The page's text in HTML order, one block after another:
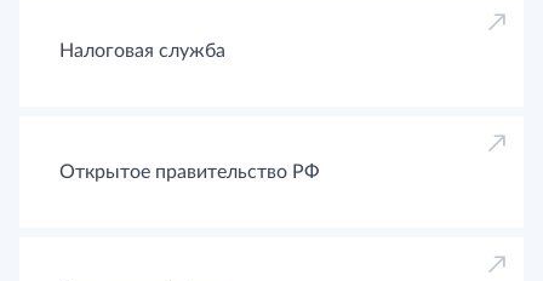
Налоговая служба
Открытое правительство РФ